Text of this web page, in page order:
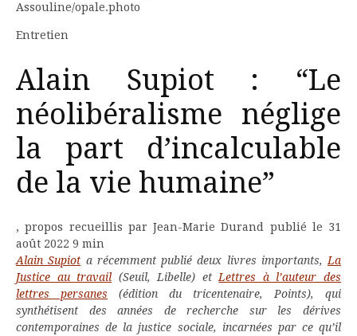
Assouline/opale.photo
Entretien
Alain Supiot : “Le
néolibéralisme néglige
la part d’incalculable
de la vie humaine”
, propos recueillis par Jean-Marie Durand publié le 31
août 2022 9 min
Alain Supiot a récemment publié deux livres importants, La
Justice au travail (Seuil, Libelle) et Lettres à l’auteur des
lettres persanes (édition du tricentenaire, Points), qui
synthétisent des années de recherche sur les dérives
contemporaines de la justice sociale, incarnées par ce qu’il